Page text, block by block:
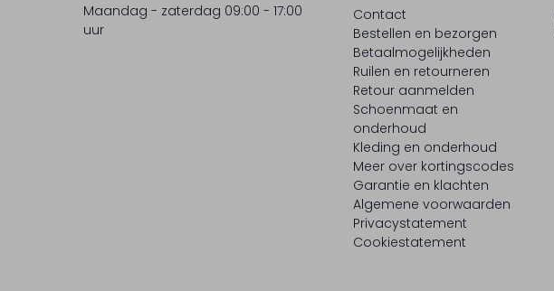
Maandag - zaterdag 09:00 - 17:00
uur
Contact
Bestellen en bezorgen
Betaalmogelijkheden
Ruilen en retourneren
Retour aanmelden
Schoenmaat en
onderhoud
Kleding en onderhoud
Meer over kortingscodes
Garantie en klachten
Algemene voorwaarden
Privacystatement
Cookiestatement